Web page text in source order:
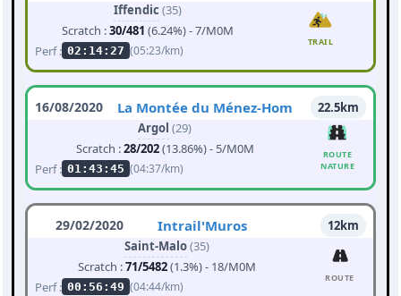
Iffendic (35)
Scratch :30/481 (6.24%) - 7/M0M
Perf : 02:14:27 (05:23/km)
TRAIL
16/08/2020 La Montée du Ménez-Hom
22.5km
Argol (29)
Scratch :28/202(13.86%) - 5/M0M
Perf : 01:43:45 (04:37/km)
ROUTE
NATURE
29/02/2020 Intrail'Muros
12km
Saint-Malo(35)
Scratch :71/5482(1.3%) - 18/M0M
Perf : 00:56:49 (04:44/km)
ROUTE